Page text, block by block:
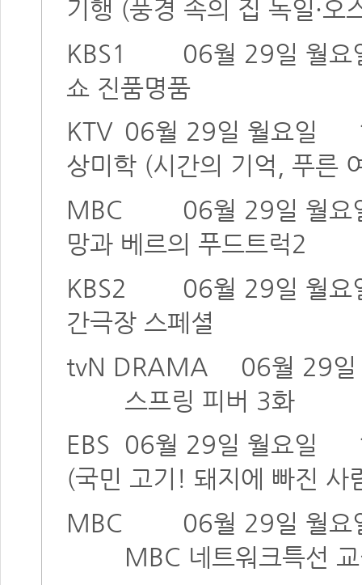
기행 (풍경 속의 집 독일·
KBS1
06월 29일 월요
쇼 진품명품
KTV 06월 29일 월요일
상미학 (시간의 기억, 푸른
MBC
06월 29일 월요
망과 베르의 푸드트럭2
KBS2
06월 29일 월요
간극장 스페셜
tvN DRAMA
06월 29일
스프링 피버 3화
EBS
06월 29일 월요일
(국민 고기! 돼지에 빠진 사
MBC
06월 29일 월요
MBC 네트워크특선